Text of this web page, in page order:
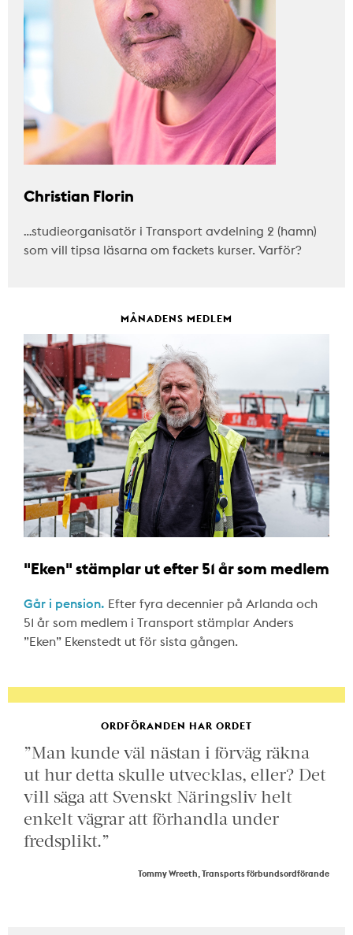
Christian Florin
…studieorganisatör i Transport avdelning 2 (hamn)
som vill tipsa läsarna om fackets kurser. Varför?
MÅNADENS MEDLEM
"Eken" stämplar ut efter 51 år som medlem
Går i pension. Efter fyra decennier på Arlanda och
51 år som medlem i Transport stämplar Anders
”Eken” Ekenstedt ut för sista gången.
ORDFÖRANDEN HAR ORDET
”Man kunde väl nästan i förväg räkna
ut hur detta skulle utvecklas, eller? Det
vill säga att Svenskt Näringsliv helt
enkelt vägrar att förhandla under
fredsplikt.”
Tommy Wreeth, Transports förbundsordförande